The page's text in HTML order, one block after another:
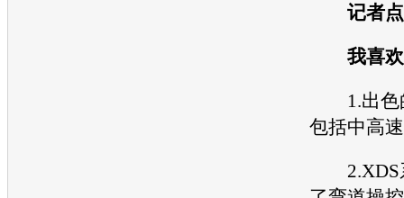
记者
我喜欢
1.出色
包括中高
2.XDS